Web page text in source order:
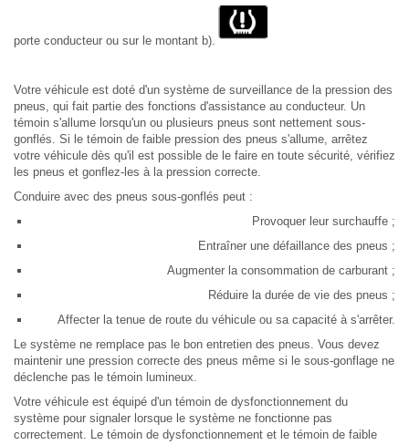
porte conducteur ou sur le montant b).
Votre véhicule est doté d'un système de surveillance de la pression des
pneus, qui fait partie des fonctions d'assistance au conducteur. Un
témoin s'allume lorsqu'un ou plusieurs pneus sont nettement sous-
gonflés. Si le témoin de faible pression des pneus s'allume, arrêtez
votre véhicule dès qu'il est possible de le faire en toute sécurité, vérifiez
les pneus et gonflez-les à la pression correcte.
Conduire avec des pneus sous-gonflés peut :
Provoquer leur surchauffe ;
Entraîner une défaillance des pneus ;
Augmenter la consommation de carburant ;
Réduire la durée de vie des pneus ;
Affecter la tenue de route du véhicule ou sa capacité à s'arrêter.
Le système ne remplace pas le bon entretien des pneus. Vous devez
maintenir une pression correcte des pneus même si le sous-gonflage ne
déclenche pas le témoin lumineux.
Votre véhicule est équipé d'un témoin de dysfonctionnement du
système pour signaler lorsque le système ne fonctionne pas
correctement. Le témoin de dysfonctionnement et le témoin de faible